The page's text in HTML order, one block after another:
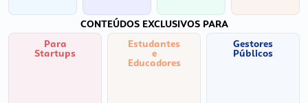
CONTEÚDOS EXCLUSIVOS PARA
Para
Startups
Estudantes
e
Educadores
Gestores
Públicos